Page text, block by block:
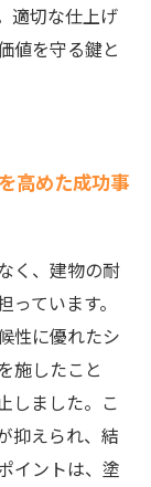
適切な仕上げ
値を守る鍵と
高めた成功事
く、建物の耐
ています。
性に優れたシ
施したこと
しました。こ
抑えられ、結
イントは、塗